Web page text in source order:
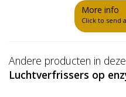
More info
Click to send
Andere producten in
Luchtverfrissers op